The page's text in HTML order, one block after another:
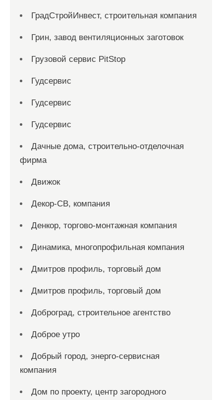
ГрадСтройИнвест, строительная компания
Грин, завод вентиляционных заготовок
Грузовой сервис PitStop
Гудсервис
Гудсервис
Гудсервис
Дачные дома, строительно-отделочная
фирма
Движок
Декор-СВ, компания
Денкор, торгово-монтажная компания
Динамика, многопрофильная компания
Дмитров профиль, торговый дом
Дмитров профиль, торговый дом
Доброград, строительное агентство
Доброе утро
Добрый город, энерго-сервисная
компания
Дом по проекту, центр загородного